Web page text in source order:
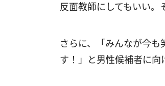
反面教師にしてもいい。
さらに、「みんなが今
す！」と男性候補者に向